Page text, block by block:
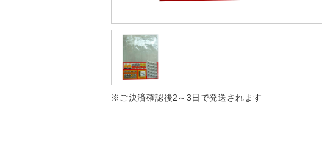
※ご決済確認後2～3日で発送されます